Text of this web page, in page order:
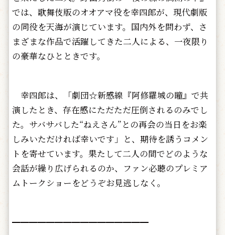
では、歌舞伎版のオオアマ役を幸四郎が、現代劇版
の同役を天海が演じています。国内外を問わず、さ
まざまな作品で活躍してきた二人による、一夜限り
の豪華なひとときです。
幸四郎は、「劇団☆新感線『阿修羅城の瞳』で共
演したとき、存在感にただただ圧倒されるのみでし
た。サバサバした“ねえさん”との再会の当日をお楽
しみいただければ幸いです」と、期待を誘うコメン
トを寄せています。果たして二人の間でどのような
会話が繰り広げられるのか、ファン必聴のプレミア
ムトークショーをどうぞお見逃しなく。
━━━━━━━━━━━━━━━━